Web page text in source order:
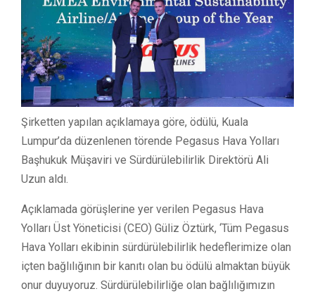
Şirketten yapılan açıklamaya göre, ödülü, Kuala
Lumpur’da düzenlenen törende Pegasus Hava Yolları
Başhukuk Müşaviri ve Sürdürülebilirlik Direktörü Ali
Uzun aldı.
Açıklamada görüşlerine yer verilen Pegasus Hava
Yolları Üst Yöneticisi (CEO) Güliz Öztürk, ‘Tüm Pegasus
Hava Yolları ekibinin sürdürülebilirlik hedeflerimize olan
içten bağlılığının bir kanıtı olan bu ödülü almaktan büyük
onur duyuyoruz. Sürdürülebilirliğe olan bağlılığımızın